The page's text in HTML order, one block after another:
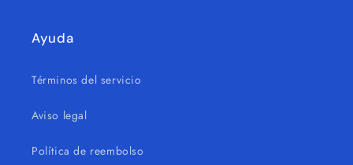
Ayuda
Términos del servicio
Aviso legal
Política de reembolso